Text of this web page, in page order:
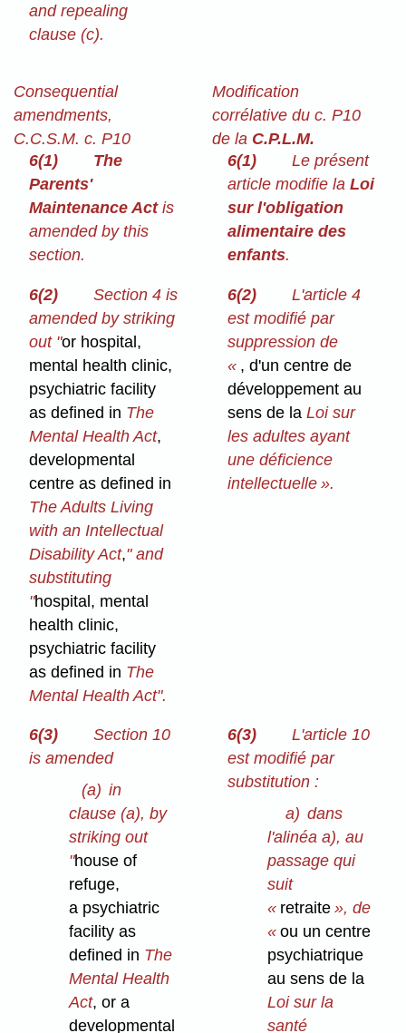
and repealing
clause (c).
Consequential
amendments,
C.C.S.M. c. P10
6(1)
The
Parents'
Maintenance Actis
amended by this
section.
Modification
corrélative du c. P10
de la C.P.L.M.
6(1)
Le présent
article modifie laLoi
sur l'obligation
alimentaire des
enfants.
6(2)
Section 4 is
amended by striking
out "or hospital,
mental health clinic,
psychiatric facility
as defined in The
Mental Health Act,
developmental
centre as defined in
The Adults Living
with an Intellectual
Disability Act," and
substituting
"hospital, mental
health clinic,
psychiatric facility
as defined in The
Mental Health Act".
6(2)
L'article 4
est modifié par
suppression de
« , d'un centre de
développement au
sens de laLoi sur
les adultes ayant
une déficience
intellectuelle ».
6(3)
Section 10
is amended
(a) in
clause (a), by
striking out
"house of
refuge,
a psychiatric
facility as
defined in The
Mental Health
Act, or a
developmental
6(3)
L'article 10
est modifié par
substitution :
a) dans
l'alinéa a), au
passage qui
suit
« retraite», de
«ou un centre
psychiatrique
au sens de la
Loi sur la
santé